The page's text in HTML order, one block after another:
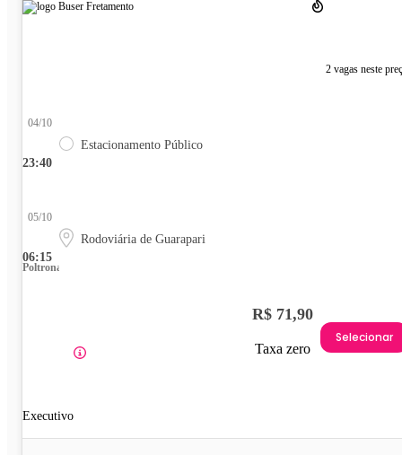
2 vagas neste
23:40
04/10
Estacionamento Público
06:15
05/10
Rodoviária de Guarapari
Poltrona
Executivo
R$ 71,90
Taxa zero
Selecionar